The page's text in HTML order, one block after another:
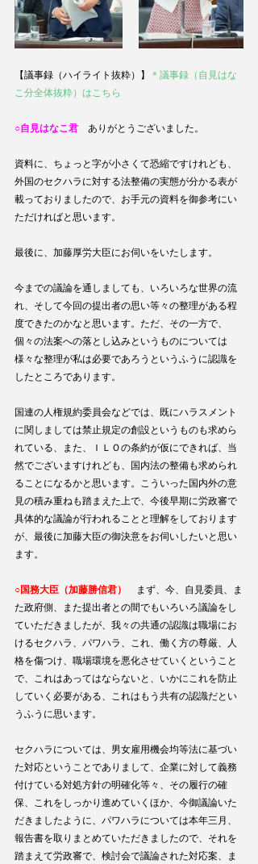
【議事録（ハイライト抜粋）】
＊議事録（自見はな
こ分全体抜粋）はこちら
○自見はなこ君 ありがとうございました。
資料に、ちょっと字が小さくて恐縮ですけれども、
外国のセクハラに対する法整備の実態が分かる表が
載っておりましたので、お手元の資料を御参考にい
ただければと思います。
最後に、加藤厚労大臣にお伺いをいたします。
今までの議論を通しましても、いろいろな世界の流
れ、そして今回の提出者の思い等々の整理がある程
度できたのかなと思います。ただ、その一方で、
個々の法案への落とし込みというものについては
様々な整理が私は必要であろうというふうに認識を
したところであります。
国連の人権規約委員会などでは、既にハラスメント
に関しましては禁止規定の創設というものも求めら
れている、また、ＩＬＯの条約が仮にできれば、当
然でございますけれども、国内法の整備も求められ
ることになるかと思います。こういった国内外の意
見の積み重ねも踏まえた上で、今後早期に労政審で
具体的な議論が行われることと理解をしております
が、最後に加藤大臣の御決意をお伺いしたいと思い
ます。
○国務大臣（加藤勝信君）
まず、今、自見委員、ま
た政府側、また提出者との間でもいろいろ議論をし
ていただきましたが、我々の共通の認識は職場にお
けるセクハラ、パワハラ、これ、働く方の尊厳、人
格を傷つけ、職場環境を悪化させていくということ
で、これはあってはならないと、いかにこれを防止
していく必要がある、これはもう共有の認識だとい
うふうに思います。
セクハラについては、男女雇用機会均等法に基づい
た対応ということでありまして、企業に対して義務
付けている対処方針の明確化等々、その履行の確
保、これをしっかり進めていくほか、今御議論いた
だきましたように、パワハラについては本年三月、
報告書を取りまとめていただきましたので、それを
踏まえて労政審で、検討会で議論された対応案、ま